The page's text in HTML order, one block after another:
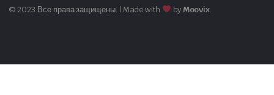
© 2023 Все права защищены. | Made with by Moovix.